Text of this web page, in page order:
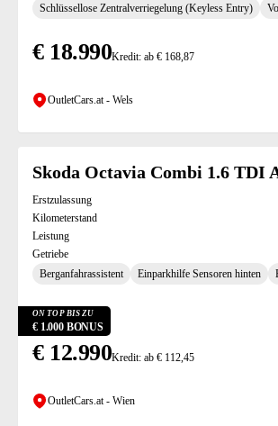
Schlüssellose Zentralverriegelung (Keyless Entry)
€ 18.990Kredit: ab € 168,87
OutletCars.at - Wels
Skoda Octavia Combi 1.6 TDI
Erstzulassung
Kilometerstand
Leistung
Getriebe
Berganfahrassistent
Einparkhilfe Sensoren hinten
ON TOP BIS ZU
€ 1.000 BONUS
€ 12.990Kredit: ab € 112,45
OutletCars.at - Wien